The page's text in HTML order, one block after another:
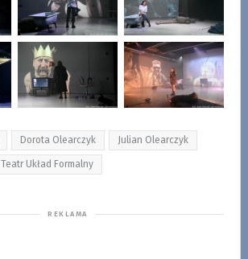
Dorota Olearczyk Julian Olearczyk
Teatr Układ Formalny